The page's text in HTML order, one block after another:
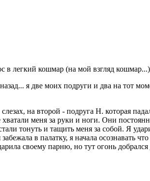
в легкий кошмар (на мой взгляд кошмар...)
я две моих подруги и два на тот
на второй - подруга Н. которая
меня за руки и ноги. Они
тонуть и тащить меня за собой. Я
в палатку, я начала
своему парню, но тут огонь